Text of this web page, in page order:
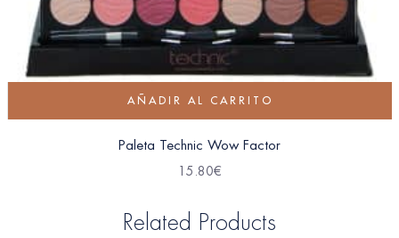
AÑADIR AL CARRITO
Paleta Technic Wow Factor
15.80€
Related Products